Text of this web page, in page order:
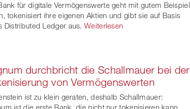
für digitale Vermögenswerte geht mit gutem Beispiel
tokenisiert ihre eigenen Aktien und gibt sie auf Basis
Distributed Ledger aus. Weiterlesen
durchbricht die Schallmauer bei der
von Vermögenswerten
ist zu klein geraten, deshalb Schallmauer:
ist die erste Bank, die nicht nur tokenisieren kann,